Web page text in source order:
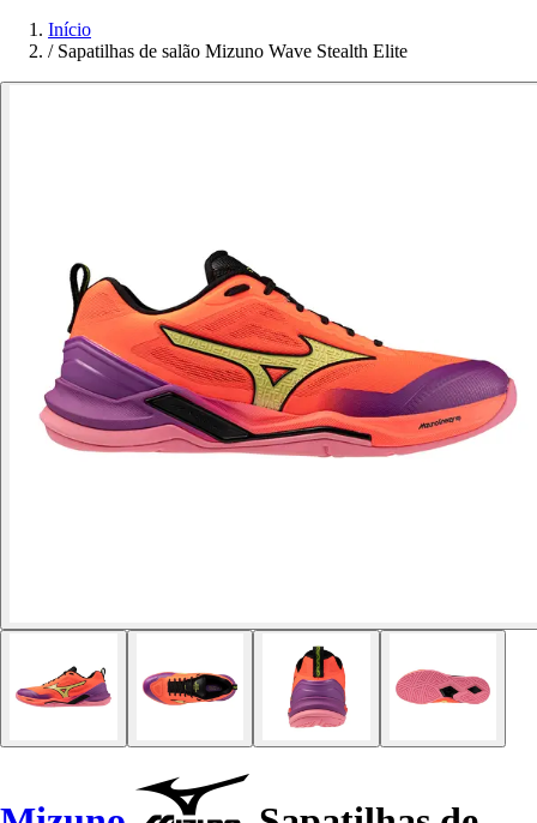
Início
/ Sapatilhas de salão Mizuno Wave Stealth Elite